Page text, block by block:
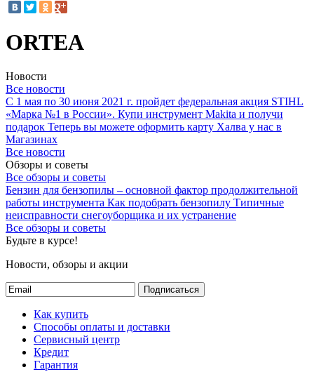
ORTEA
Новости
Все новости
С 1 мая по 30 июня 2021 г. пройдет федеральная акция STIHL
«Марка №1 в России». Купи инструмент Makita и получи
подарок Теперь вы можете оформить карту Халва у нас в
Магазинах
Все новости
Обзоры и советы
Все обзоры и советы
Бензин для бензопилы – основной фактор продолжительной
работы инструмента Как подобрать бензопилу Типичные
неисправности снегоуборщика и их устранение
Все обзоры и советы
Будьте в курсе!
Новости, обзоры и акции
Подписаться
Как купить
Способы оплаты и доставки
Сервисный центр
Кредит
Гарантия